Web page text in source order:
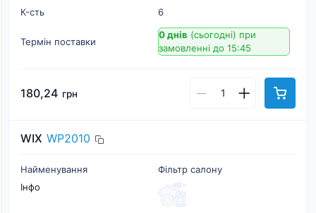
К-cть
6
Термін поставки
0 днів (сьогодні) при
замовленні до 15:45
180,24 грн
WIX WP2010
Найменування
Фільтр салону
Інфо